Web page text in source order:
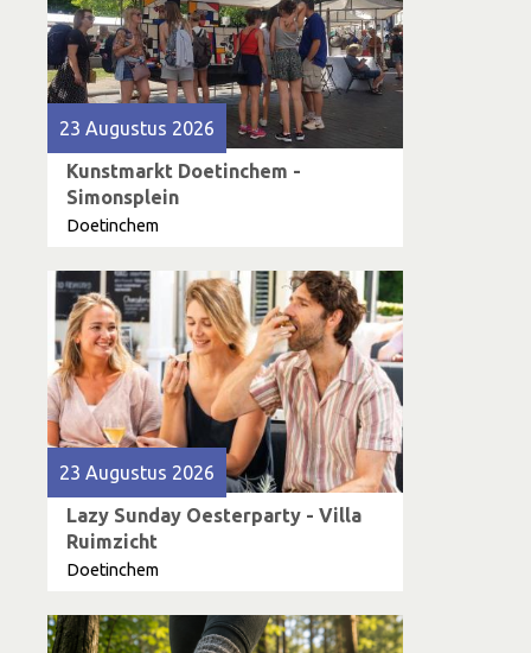
23 Augustus 2026
Kunstmarkt Doetinchem -
Simonsplein
Doetinchem
23 Augustus 2026
Lazy Sunday Oesterparty - Villa
Ruimzicht
Doetinchem